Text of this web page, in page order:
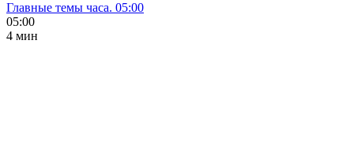
Главные темы часа. 05:00
05:00
4 мин